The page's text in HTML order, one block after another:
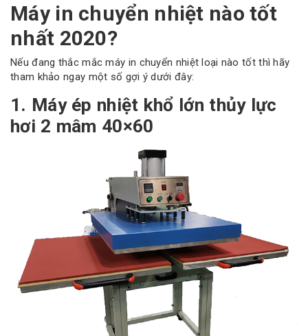
Máy in chuyển nhiệt nào tốt
nhất 2020?
Nếu đang thắc mắc máy in chuyển nhiệt loại nào tốt thì hãy
tham khảo ngay một số gợi ý dưới đây:
1. Máy ép nhiệt khổ lớn thủy lực
hơi 2 mâm 40×60